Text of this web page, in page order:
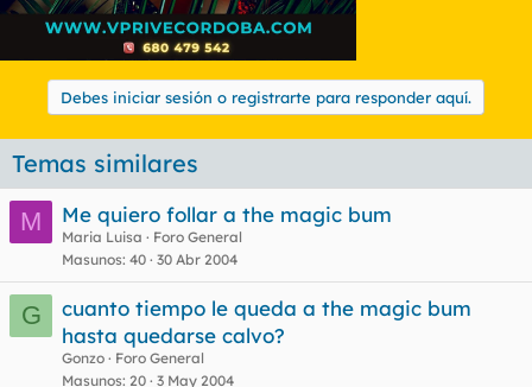
Debes iniciar sesión o registrarte para responder aquí.
Temas similares
M
Me quiero follar a the magic bum
Maria Luisa
Foro General
Masunos 40 30 Abr 2004
G
cuanto tiempo le queda a the magic bum
hasta quedarse calvo?
Gonzo
Foro General
Masunos 20 3 May 2004